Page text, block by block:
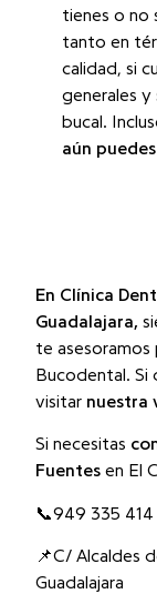
tienes o no
tanto en
calidad, si
generales y
bucal.
aún
En Clínica
Guadalajara,
te asesoramos
Bucodental. Si
visitar nuestra
Si necesitas
Fuentes en El
📞949 335 414
📌C/ Alcaldes
Guadalajara